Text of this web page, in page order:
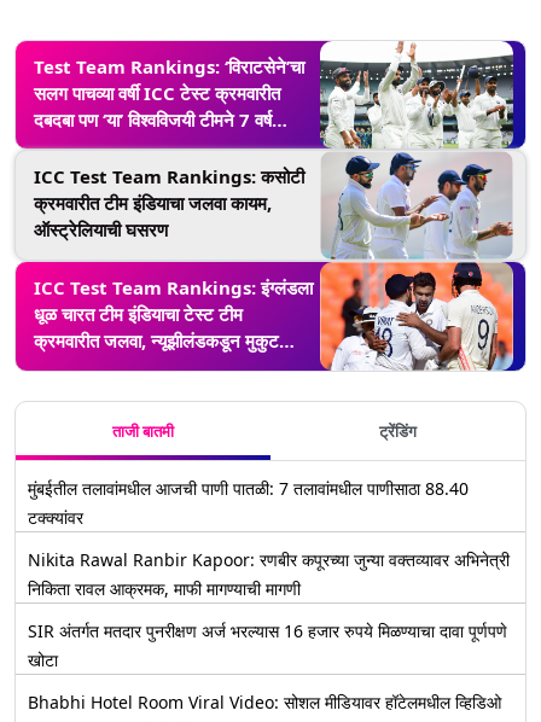
Test Team Rankings: ‘विराटसेने’चा
सलग पाचव्या वर्षी ICC टेस्ट क्रमवारीत
दबदबा पण ‘या’ विश्वविजयी टीमने 7 वर्ष
गाजवलं आहे अधिराज्य
ICC Test Team Rankings: कसोटी
क्रमवारीत टीम इंडियाचा जलवा कायम,
ऑस्ट्रेलियाची घसरण
ICC Test Team Rankings: इंग्लंडला
धूळ चारत टीम इंडियाचा टेस्ट टीम
क्रमवारीत जलवा, न्यूझीलंडकडून मुकुट
काढून घेत पुन्हा बनली नंबर वन
ताजी बातमी ट्रेंडिंग
मुंबईतील तलावांमधील आजची पाणी पातळी: 7 तलावांमधील पाणीसाठा 88.40
टक्क्यांवर
Nikita Rawal Ranbir Kapoor: रणबीर कपूरच्या जुन्या वक्तव्यावर अभिनेत्री
निकिता रावल आक्रमक, माफी मागण्याची मागणी
SIR अंतर्गत मतदार पुनरीक्षण अर्ज भरल्यास 16 हजार रुपये मिळण्याचा दावा पूर्णपणे
खोटा
Bhabhi Hotel Room Viral Video: सोशल मीडियावर हॉटेलमधील व्हिडिओ